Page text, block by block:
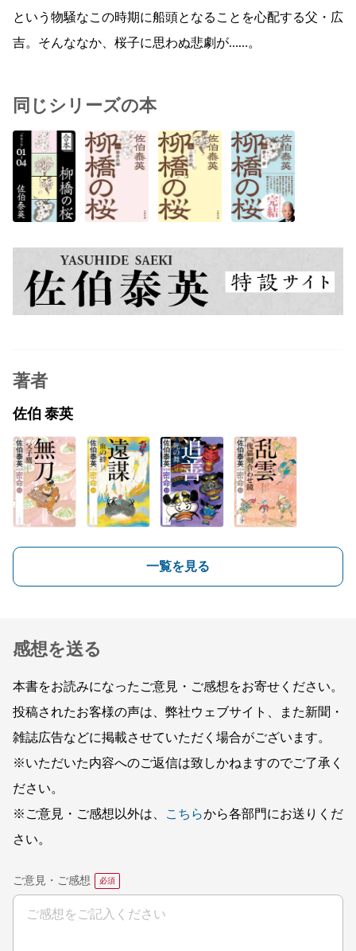
という物騒なこの時期に船頭となることを心配する父・広
吉。そんななか、桜子に思わぬ悲劇が……。
同じシリーズの本
著者
佐伯 泰英
一覧を見る
感想を送る
本書をお読みになったご意見・ご感想をお寄せください。
投稿されたお客様の声は、弊社ウェブサイト、また新聞・
雑誌広告などに掲載させていただく場合がございます。
※いただいた内容へのご返信は致しかねますのでご了承く
ださい。
※ご意見・ご感想以外は、
こちらから各部門にお送りくだ
さい。
ご意見・ご感想